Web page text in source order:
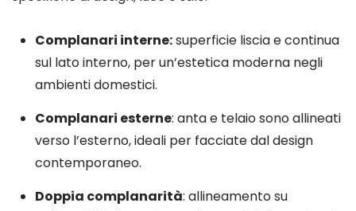
Complanari interne:superficie liscia e continua
sul lato interno, per un’estetica moderna negli
ambienti domestici.
Complanari esterne: anta e telaio sono allineati
verso l’esterno, ideali per facciate dal design
contemporaneo.
Doppia complanarità: allineamento su